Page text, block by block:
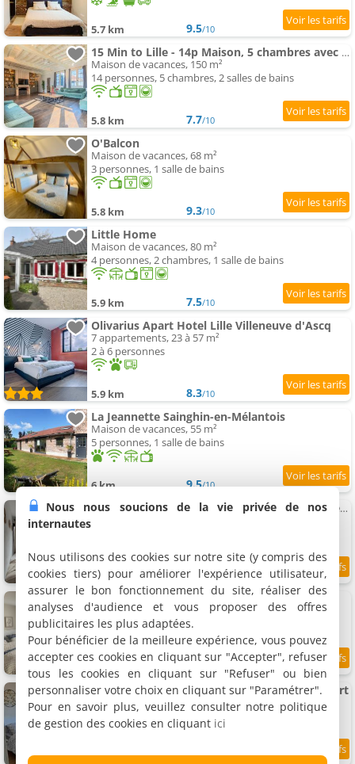
5.7 km 9.5/10
15 Min to Lille - 14p Maison, 5 chambres avec parking
Maison de vacances, 150 m²
14 personnes, 5 chambres, 2 salles de bains
5.8 km 7.7/10
O'Balcon
Maison de vacances, 68 m²
3 personnes, 1 salle de bains
5.8 km 9.3/10
Little Home
Maison de vacances, 80 m²
4 personnes, 2 chambres, 1 salle de bains
5.9 km 7.5/10
Olivarius Apart Hotel Lille Villeneuve d'Ascq
7 appartements, 23 à 57 m²
2 à 6 personnes
5.9 km 8.3/10
La Jeannette Sainghin-en-Mélantois
Maison de vacances, 55 m²
5 personnes, 1 salle de bains
6 km 9.5/10
Appartement Le Mauroy - 800 m Stadium - terrasse - Parking - Wifi - Netflix
6 km 6.9/10
Chambre chez l'habitant chambre cosy
Chambre chez l'habitant, 15 m²
2 personnes, 1 salle de bains
6 km
Chambre chez l'habitant Chambre tout confort
Chambre chez l'habitant
2 personnes, 1 salle de bains
6 km 9/10
Nous nous soucions de la vie privée de nos
internautes
Nous utilisons des cookies sur notre site (y compris des
cookies tiers) pour améliorer l'expérience utilisateur,
assurer le bon fonctionnement du site, réaliser des
analyses d'audience et vous proposer des offres
publicitaires les plus adaptées.
Pour bénéficier de la meilleure expérience, vous pouvez
accepter ces cookies en cliquant sur "Accepter", refuser
tous les cookies en cliquant sur "Refuser" ou bien
personnaliser votre choix en cliquant sur "Paramétrer".
Pour en savoir plus, veuillez consulter notre politique
de gestion des cookies en cliquant ici